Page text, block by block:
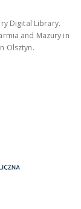
Digital Library.
and Mazury in
Olsztyn.